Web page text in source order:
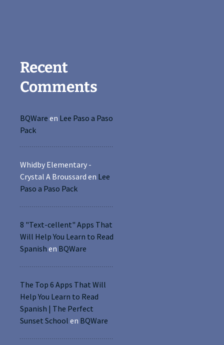
Recent
Comments
BQWare en Lee Paso a Paso
Pack
Whidby Elementary -
Crystal A Broussard en Lee
Paso a Paso Pack
8 "Text-cellent" Apps That
Will Help You Learn to Read
Spanish en BQWare
The Top 6 Apps That Will
Help You Learn to Read
Spanish | The Perfect
Sunset School en BQWare